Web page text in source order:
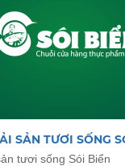
SẢN TƯƠI SỐNG
tươi sống Sói Biển